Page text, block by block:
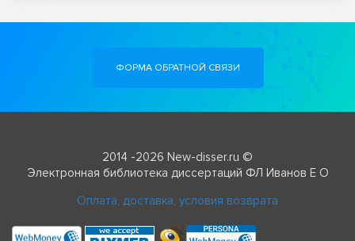
ФОРМА ОБРАТНОЙ СВЯЗИ
2014 -2026 New-disser.ru ©
Электронная библиотека диссертаций ФЛ Иванов Е О
Оплата, доставка, условия возврата